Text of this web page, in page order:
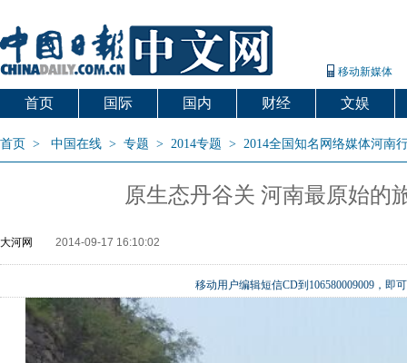
移动新媒体
首页 国际 国内 财经 文娱
首页 > 中国在线 > 专题 > 2014专题 > 2014全国知名网络媒体河南
原生态丹谷关 河南最原始的
大河网 2014-09-17 16:10:02
移动用户编辑短信CD到106580009009，即